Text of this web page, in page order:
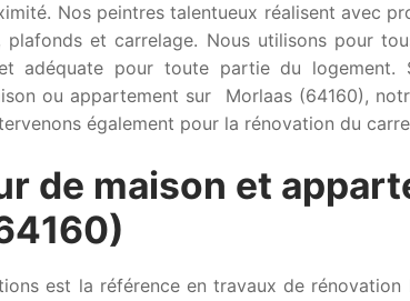
Nos peintres talentueux réalisent avec
plafonds et carrelage. Nous utilisons pour
et adéquate pour toute partie du
ou appartement sur Morlaas (64160),
également pour la rénovation du
de maison et
est la référence en travaux de